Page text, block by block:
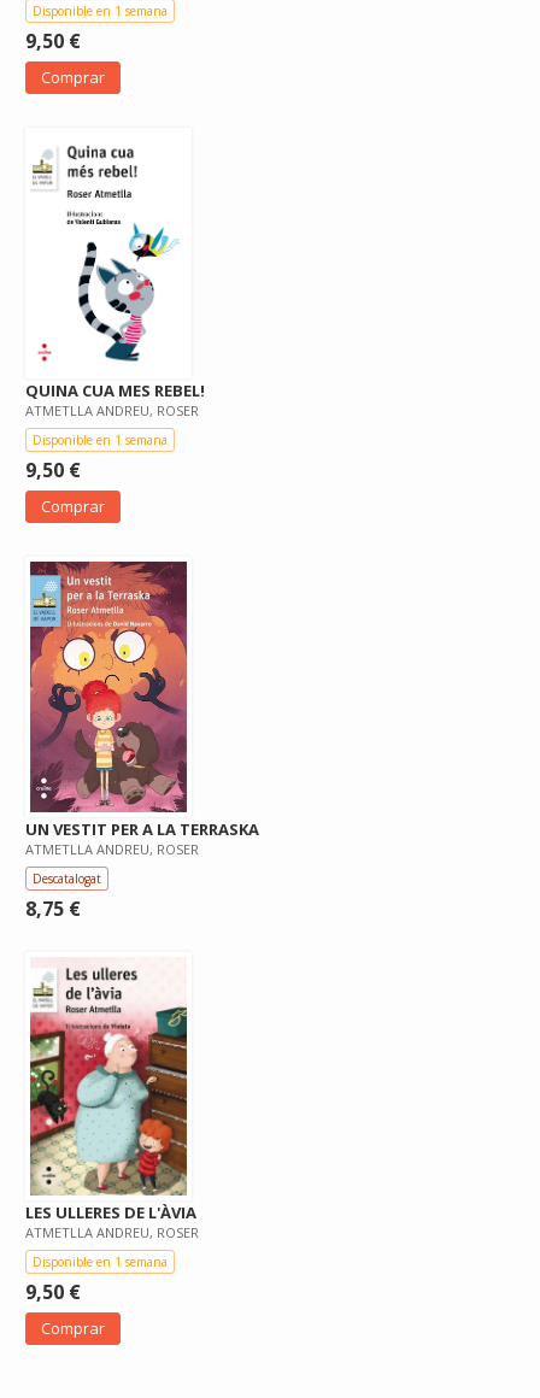
Disponible en 1 semana
9,50 €
Comprar
QUINA CUA MES REBEL!
ATMETLLA ANDREU, ROSER
Disponible en 1 semana
9,50 €
Comprar
UN VESTIT PER A LA TERRASKA
ATMETLLA ANDREU, ROSER
Descatalogat
8,75 €
LES ULLERES DE L'ÀVIA
ATMETLLA ANDREU, ROSER
Disponible en 1 semana
9,50 €
Comprar